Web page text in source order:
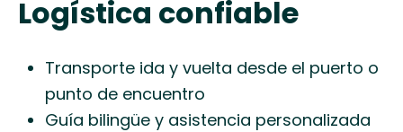
Logística confiable
Transporte ida y vuelta desde el puerto o
punto de encuentro
Guía bilingüe y asistencia personalizada